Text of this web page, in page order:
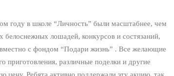
году в школе “Личность” были масштабнее, чем
лошадей, конкурсов и состязаний,
с фондом “Подари жизнь” . Все желающие
приготовления, различные поделки и другие
цену. Ребята активно поддержали эту акцию, так